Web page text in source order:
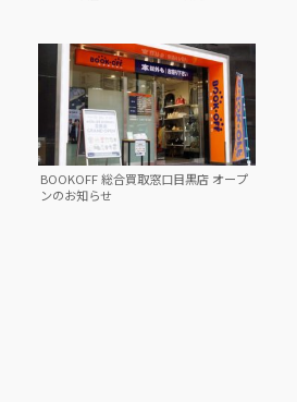
BOOKOFF 総合買取窓口目黒店 オープ
ンのお知らせ